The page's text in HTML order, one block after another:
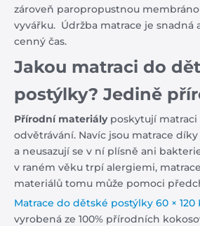
zároveň paropropustnou
vyvářku. Údržba matrace je snadná
cenný čas.
Jakou matraci do
postýlky? Jedině
Přírodní materiályposkytují matraci
odvětrávání. Navíc jsou matrace
a neusazují se v ní plísně ani
v raném věku trpí alergiemi,
materiálů tomu může pomoci
Matrace do dětské postýlky 60 × 120
vyrobená ze 100% přírodních